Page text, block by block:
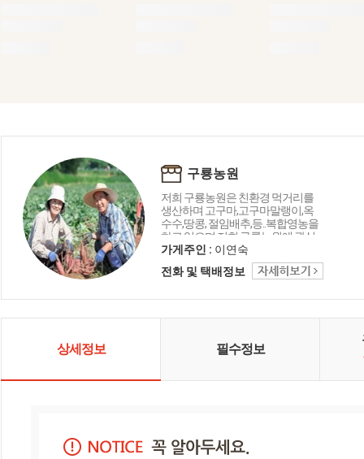
구룡농원
저희 구룡농원은 친환경 먹거리를
생산하며 고구마,고구마말랭이,옥
수수,땅콩, 절임배추,등..복합영농을
하고 있으며 저희 구룡농원에 관심
과 애정을갖고 찾는 여러분들께 따
뜻하고 정겨움을 나눌수 있도록 최
선을 다하겠습니다.
가게주인 : 이연숙
전화 및 택배정보
상세정보 필수정보